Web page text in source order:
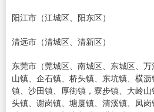
阳江市（江城区、阳东区）
清远市（清城区、清新区）
东莞市（莞城区、南城区、东城区、
山镇、企石镇、桥头镇、东坑镇、横
镇、沙田镇、厚街镇，寮步镇、大岭
头镇、谢岗镇、塘厦镇、清溪镇、凤